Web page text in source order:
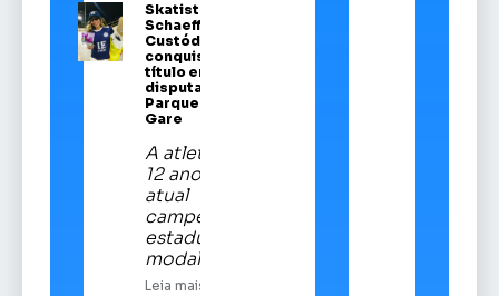
Skatista Alice
Schaeffer
Custódio
conquista
título em
disputa no
Parque da
Gare
A atleta de
12 anos é a
atual
campeã
estadual da
modalidade
Leia mais